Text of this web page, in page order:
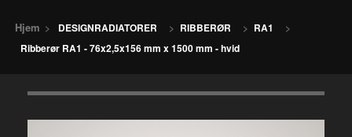
Hjem > DESIGNRADIATORER > RIBBERØR > RA1
>
Ribberør RA1 - 76x2,5x156 mm x 1500 mm - hvid